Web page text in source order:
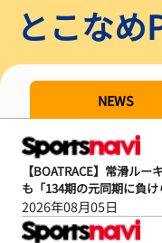
とこなめ
NEWS
【BOATRACE】常滑ル
も「134期の元同期に負
2026年08月05日